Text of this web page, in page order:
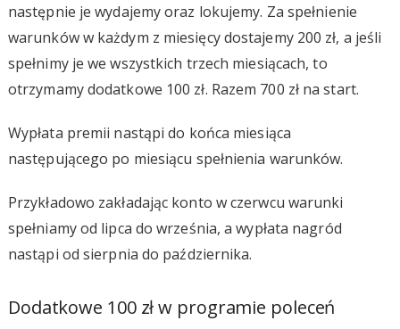
następnie je wydajemy oraz lokujemy. Za spełnienie
warunków w każdym z miesięcy dostajemy 200 zł, a jeśli
spełnimy je we wszystkich trzech miesiącach, to
otrzymamy dodatkowe 100 zł. Razem 700 zł na start.
Wypłata premii nastąpi do końca miesiąca
następującego po miesiącu spełnienia warunków.
Przykładowo zakładając konto w czerwcu warunki
spełniamy od lipca do września, a wypłata nagród
nastąpi od sierpnia do października.
Dodatkowe 100 zł w programie poleceń